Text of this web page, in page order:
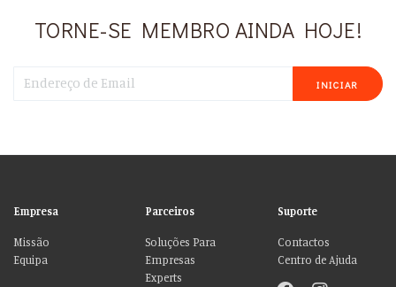
TORNE-SE MEMBRO AINDA HOJE!
INICIAR
Empresa
Missão
Equipa
Parceiros
Soluções Para
Empresas
Experts
Suporte
Contactos
Centro de Ajuda